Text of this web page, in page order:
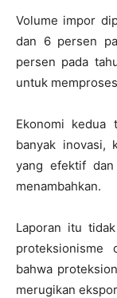
Volume impor
dan 6 persen
persen pada
untuk
Ekonomi kedua
banyak inovasi,
yang efektif
menambahkan.
Laporan itu
proteksionisme
bahwa
merugikan